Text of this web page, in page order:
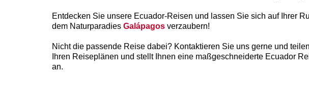
Entdecken Sie unsere Ecuador-Reisen und lassen Sie sich auf Ihrer
dem Naturparadies Galápagos verzaubern!
Nicht die passende Reise dabei? Kontaktieren Sie uns gerne und
Ihren Reiseplänen und stellt Ihnen eine maßgeschneiderte Ecuador
an.